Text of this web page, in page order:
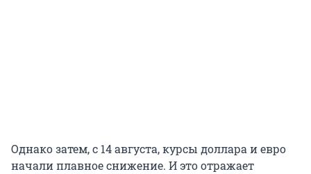
Однако затем, с 14 августа, курсы доллара и евро
начали плавное снижение. И это отражает